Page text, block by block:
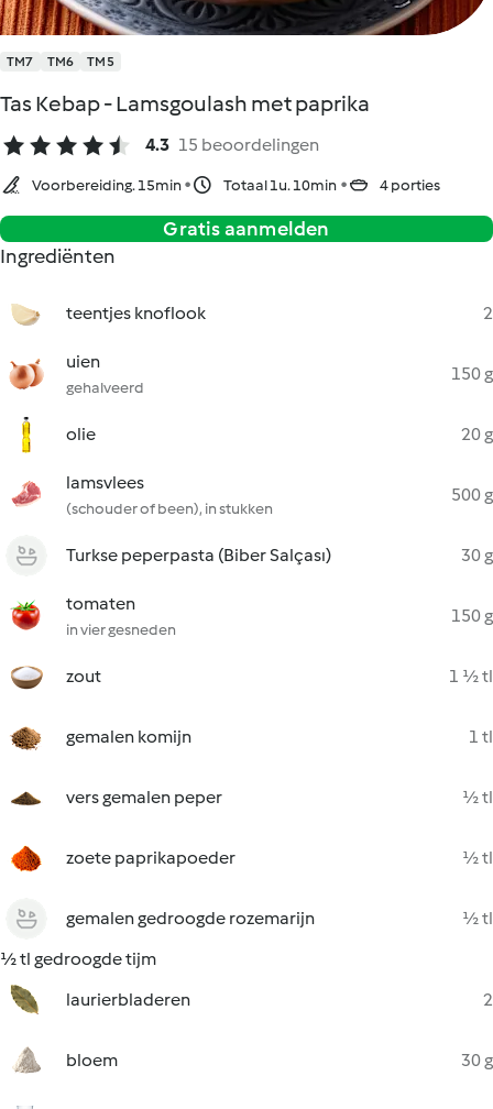
TM7 TM6 TM5
Tas Kebap - Lamsgoulash met paprika
4.3 15 beoordelingen
Voorbereiding. 15min Totaal 1u. 10min 4 porties
Gratis aanmelden
Ingrediënten
teentjes knoflook 2
uien
gehalveerd
150 g
olie 20 g
lamsvlees
(schouder of been), in stukken
500 g
Turkse peperpasta (Biber Salçası) 30 g
tomaten
in vier gesneden
150 g
zout 1 ½ tl
gemalen komijn 1 tl
vers gemalen peper ½ tl
zoete paprikapoeder ½ tl
gemalen gedroogde rozemarijn
½ tl
½ tl gedroogde tijm
laurierbladeren
2
bloem 30 g